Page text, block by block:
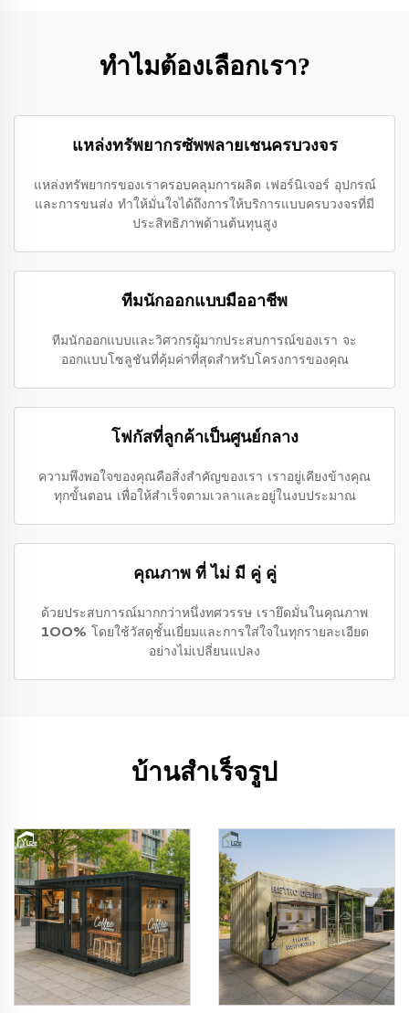
ทำไมต้องเลือกเรา?
แหล่งทรัพยากรซัพพลายเชนครบวงจร
แหล่งทรัพยากรของเราครอบคลุมการผลิต เฟอร์นิเจอร์ อุปกรณ์
และการขนส่ง ทำให้มั่นใจได้ถึงการให้บริการแบบครบวงจรที่มี
ประสิทธิภาพด้านต้นทุนสูง
ทีมนักออกแบบมืออาชีพ
ทีมนักออกแบบและวิศวกรผู้มากประสบการณ์ของเรา จะ
ออกแบบโซลูชันที่คุ้มค่าที่สุดสำหรับโครงการของคุณ
โฟกัสที่ลูกค้าเป็นศูนย์กลาง
ความพึงพอใจของคุณคือสิ่งสำคัญของเรา เราอยู่เคียงข้างคุณ
ทุกขั้นตอน เพื่อให้สำเร็จตามเวลาและอยู่ในงบประมาณ
คุณภาพ ที่ ไม่ มี คู่ คู่
ด้วยประสบการณ์มากกว่าหนึ่งทศวรรษ เรายึดมั่นในคุณภาพ
100% โดยใช้วัสดุชั้นเยี่ยมและการใส่ใจในทุกรายละเอียด
อย่างไม่เปลี่ยนแปลง
บ้านสำเร็จรูป